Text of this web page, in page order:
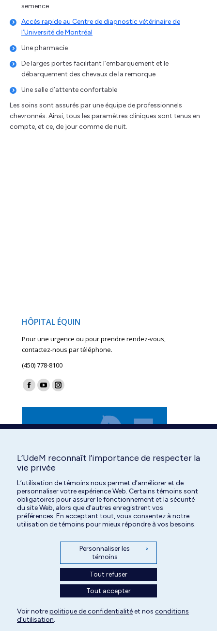
semence
Accès rapide au Centre de diagnostic vétérinaire de
l’Université de Montréal
Une pharmacie
De larges portes facilitant l’embarquement et le
débarquement des chevaux de la remorque
Une salle d’attente confortable
Les soins sont assurés par une équipe de professionnels
chevronnés. Ainsi, tous les paramètres cliniques sont tenus en
compte, et ce, de jour comme de nuit.
HÔPITAL ÉQUIN
Pour une urgence ou pour prendre rendez-vous,
contactez-nous par téléphone.
(450) 778-8100
Find us on:
Facebook
in
window
YouTube
in
window
Instagram
in
window
Tous droits réservés | Centre hospitalier universitaire vétérinaire de l'Université
L’UdeM reconnaît l’importance de respecter la
vie privée
L’utilisation de témoins nous permet d’améliorer et de
personnaliser votre expérience Web. Certains témoins sont
obligatoires pour assurer le fonctionnement et la sécurité
du site Web, alors que d’autres enregistrent vos
préférences. En acceptant tout, vous consentez à notre
utilisation de témoins pour mieux répondre à vos besoins.
Personnaliser les
témoins
>
Tout refuser
Tout accepter
Voir notrepolitique de confidentialitéet nos conditions
d’utilisation.